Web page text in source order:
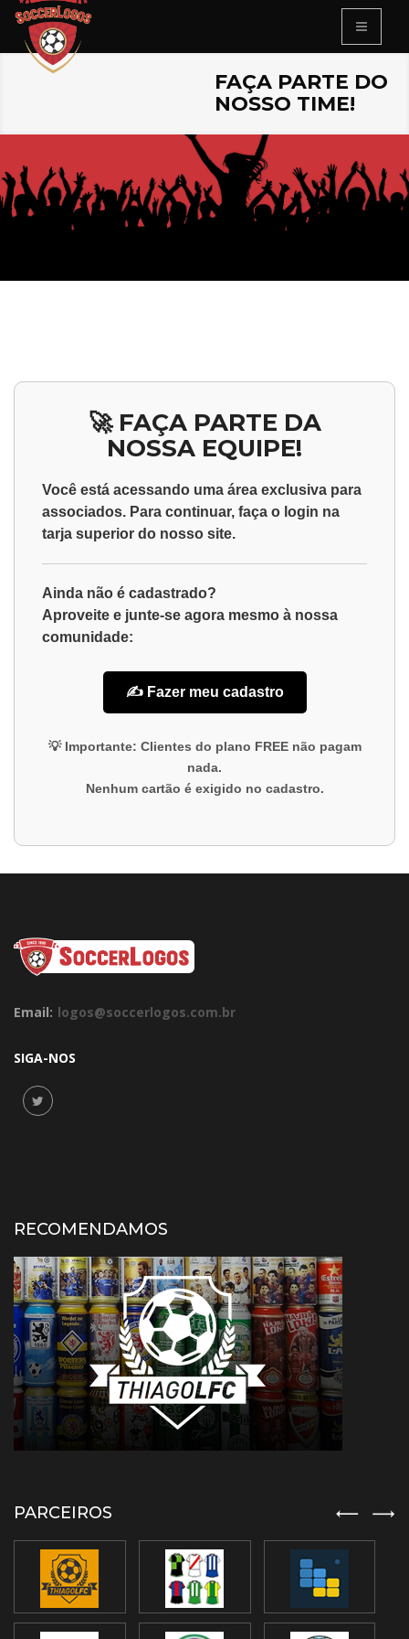
FAÇA PARTE DO
NOSSO TIME!
🚀 FAÇA PARTE DA
NOSSA EQUIPE!
Você está acessando uma área exclusiva para
associados. Para continuar, faça o login na
tarja superior do nosso site.
Ainda não é cadastrado?
Aproveite e junte-se agora mesmo à nossa
comunidade:
✍️ Fazer meu cadastro
💡 Importante: Clientes do plano FREEnão pagam
nada.
Nenhum cartão é exigido no cadastro.
Email: logos@soccerlogos.com.br
SIGA-NOS
RECOMENDAMOS
PARCEIROS